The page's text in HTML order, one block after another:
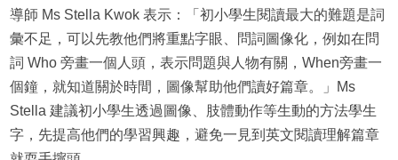
導師 Ms Stella Kwok 表示：「初小學生閱讀最大的難題是詞
彙不足，可以先教他們將重點字眼、問詞圖像化，例如在問
詞 Who 旁畫一個人頭，表示問題與人物有關，When旁畫一
個鐘，就知道關於時間，圖像幫助他們讀好篇章。」Ms
Stella 建議初小學生透過圖像、肢體動作等生動的方法學生
字，先提高他們的學習興趣，避免一見到英文閱讀理解篇章